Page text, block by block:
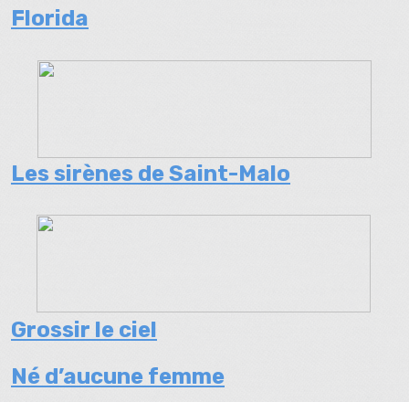
Florida
Les sirènes de Saint-Malo
Grossir le ciel
Né d’aucune femme